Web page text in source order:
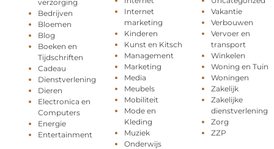
verzorging
Bedrijven
Bloemen
Blog
Boeken en
Tijdschriften
Cadeau
Dienstverlening
Dieren
Electronica en
Computers
Energie
Entertainment
Internet
marketing
Kinderen
Kunst en Kitsch
Management
Marketing
Media
Meubels
Mobiliteit
Mode en
Kleding
Muziek
Onderwijs
Vakantie
Verbouwen
Vervoer en
transport
Winkelen
Woning en Tuin
Woningen
Zakelijk
Zakelijke
dienstverlening
Zorg
ZZP